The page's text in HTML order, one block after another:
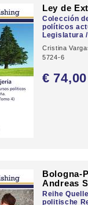
Ley de
Colección
políticos
Legislatura
Cristina
5724-6
€ 74,00
Bologna-
Andreas
Reihe
politische